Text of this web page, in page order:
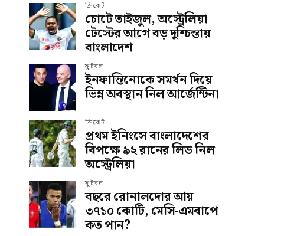
ক্রিকেট
চোটে তাইজুল, অস্ট্রেলিয়া
টেস্টের আগে বড় দুশ্চিন্তায়
বাংলাদেশ
ফুটবল
ইনফান্তিনোকে সমর্থন দিয়ে
ভিন্ন অবস্থান নিল আর্জেন্টিনা
ক্রিকেট
প্রথম ইনিংসে বাংলাদেশের
বিপক্ষে ৯২ রানের লিড নিল
অস্ট্রেলিয়া
ফুটবল
বছরে রোনালদোর আয়
৩৭১০ কোটি, মেসি-এমবাপে
কত পান?